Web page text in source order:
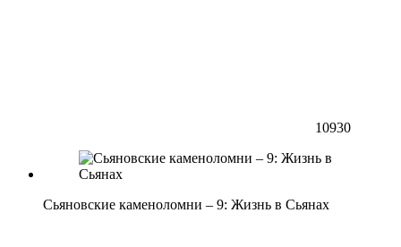
10930
Сьяновские каменоломни – 9: Жизнь в Сьянах